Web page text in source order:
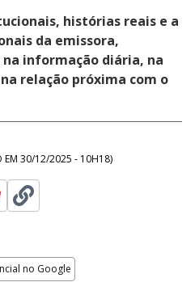
histórias reais e a
da emissora,
informação diária, na
relação próxima com o
EM 30/12/2025 - 10H18)
no Google